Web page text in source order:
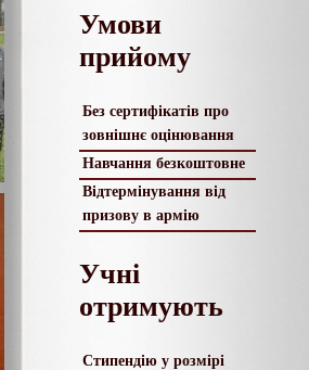
Умови
прийому
Без сертифікатів про
зовнішнє оцінювання
Навчання безкоштовне
Відтермінування від
призову в армію
Учні
отримують
Стипендію у розмірі